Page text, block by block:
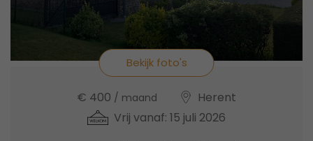
Bekijk foto's
€ 400 / maand
Herent
Vrij vanaf: 15 juli 2026